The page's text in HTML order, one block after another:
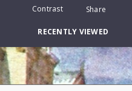
Contrast Share
RECENTLY VIEWED